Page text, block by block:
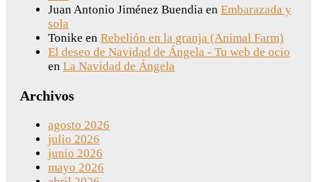
Juan Antonio Jiménez Buendia en Embarazada y
sola
Tonike en Rebelión en la granja (Animal Farm)
El deseo de Navidad de Ángela - Tu web de ocio
en La Navidad de Ángela
Archivos
agosto 2026
julio 2026
junio 2026
mayo 2026